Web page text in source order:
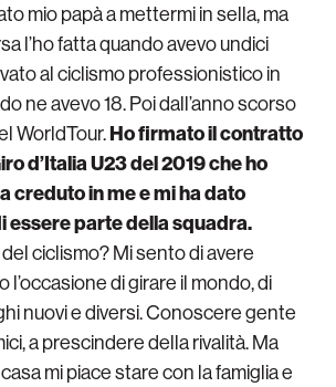
mio papà a mettermi in sella, ma
l’ho fatta quando avevo undici
al ciclismo professionistico in
ne avevo 18. Poi dall’anno scorso
WorldTour.Ho firmato il contratto
d’Italia U23 del 2019 che ho
creduto in me e mi ha dato
essere parte della squadra.
ciclismo? Mi sento di avere
l’occasione di girare il mondo, di
nuovi e diversi. Conoscere gente
a prescindere della rivalità. Ma
mi piace stare con la famiglia e